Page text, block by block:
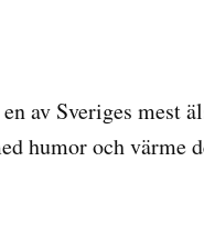
av Sveriges mest
humor och värme